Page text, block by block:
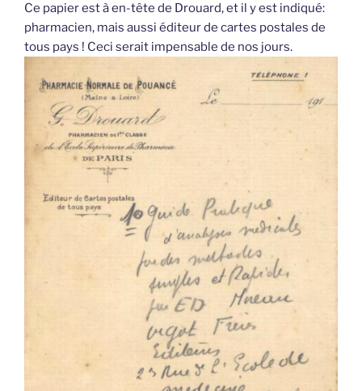
Ce papier est à en-tête de Drouard, et il y est indiqué:
pharmacien, mais aussi éditeur de cartes postales de
tous pays ! Ceci serait impensable de nos jours.